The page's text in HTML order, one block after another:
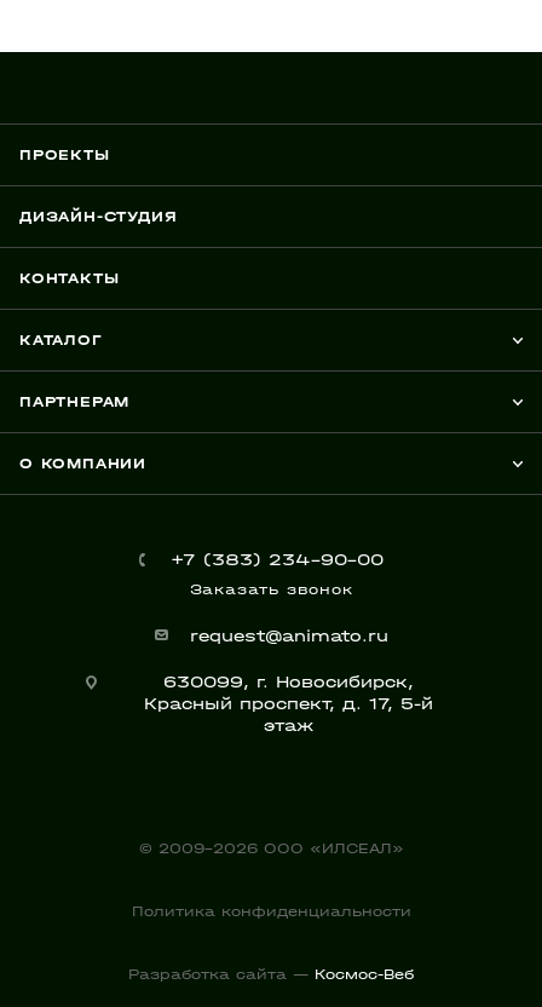
ПРОЕКТЫ
ДИЗАЙН-СТУДИЯ
КОНТАКТЫ
КАТАЛОГ
ПАРТНЕРАМ
О КОМПАНИИ
+7 (383) 234-90-00
Заказать звонок
request@animato.ru
630099, г. Новосибирск,
Красный проспект, д. 17, 5-й
этаж
© 2009-2026 ООО «ИЛСЕАЛ»
Политика конфиденциальности
Разработка сайта — Космос-Веб